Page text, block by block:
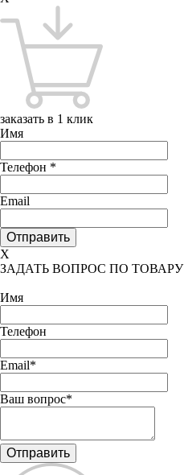
заказать в 1 клик
Имя
Телефон *
Email
X
ЗАДАТЬ ВОПРОС ПО ТОВАРУ
Имя
Телефон
Email*
Ваш вопрос*